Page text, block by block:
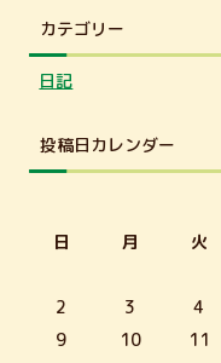
カテゴリー
日記
投稿日カレンダー
日
月 火
2
3 4
9
10 11